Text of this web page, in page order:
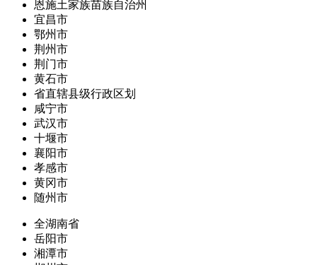
恩施土家族苗族自治州
宜昌市
鄂州市
荆州市
荆门市
黄石市
省直辖县级行政区划
咸宁市
武汉市
十堰市
襄阳市
孝感市
黄冈市
随州市
全湖南省
岳阳市
湘潭市